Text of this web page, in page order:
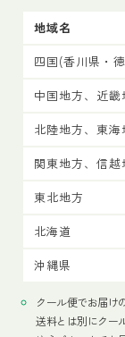
地域名
四国(香川県・
中国地方、近畿
北陸地方、東
関東地方、信越
東北地方
北海道
沖縄県
クール便でお届け
送料とは別にクー